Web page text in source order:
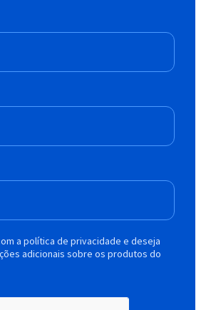
a política de privacidade e deseja
adicionais sobre os produtos do